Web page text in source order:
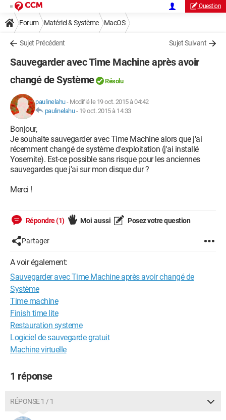
Question
Forum Matériel & Système MacOS
Sujet Précédent Sujet Suivant
Sauvegarder avec Time Machine après avoir
changé de Système
Résolu
paulinelahu- Modifié le 19 oct. 2015 à 04:42
paulinelahu- 19 oct. 2015 à 14:33
Bonjour,
Je souhaite sauvegarder avec Time Machine alors que j'ai
récemment changé de système d'exploitation (j'ai installé
Yosemite). Est-ce possible sans risque pour les anciennes
sauvegardes que j'ai sur mon disque dur ?
Merci !
Répondre (1) Moi aussi Posez votre question
Partager
A voir également:
Sauvegarder avec Time Machine après avoir changé de
Système
Time machine
Finish time lite
Restauration systeme
Logiciel de sauvegarde gratuit
Machine virtuelle
1 réponse
RÉPONSE 1 / 1